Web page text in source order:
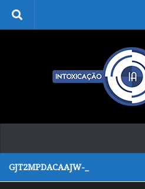
Skip to content
GJT2MPDACAAJW-_